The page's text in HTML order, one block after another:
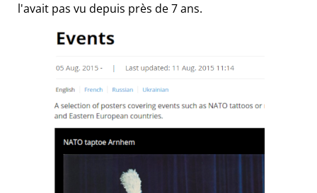
l'avait pas vu depuis près de 7 ans.